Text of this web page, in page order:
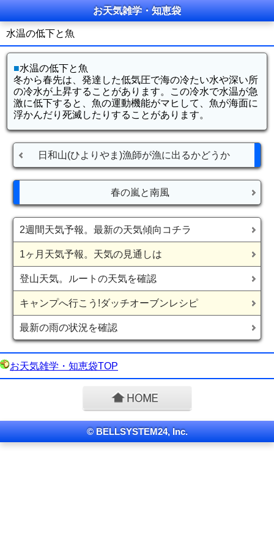
お天気雑学・知恵袋
水温の低下と魚
■水温の低下と魚
冬から春先は、発達した低気圧で海の冷たい水や深い所
の冷水が上昇することがあります。この冷水で水温が急
激に低下すると、魚の運動機能がマヒして、魚が海面に
浮かんだり死滅したりすることがあります。
日和山(ひよりやま)漁師が漁に出るかどうか
春の嵐と南風
2週間天気予報。最新の天気傾向コチラ
1ヶ月天気予報。天気の見通しは
登山天気。ルートの天気を確認
キャンプへ行こう!ダッチオーブンレシピ
最新の雨の状況を確認
お天気雑学・知恵袋TOP
© BELLSYSTEM24, Inc.